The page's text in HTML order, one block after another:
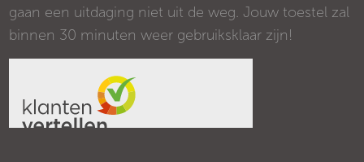
gaan een uitdaging niet uit de weg. Jouw toestel zal
binnen 30 minuten weer gebruiksklaar zijn!